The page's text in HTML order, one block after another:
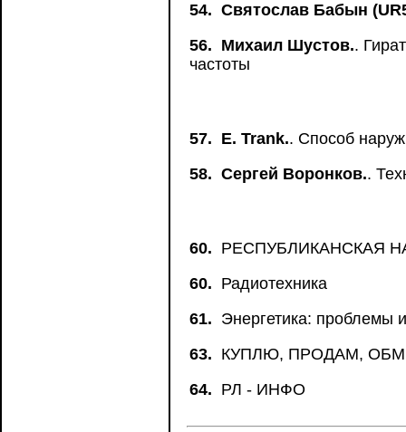
54. Святослав Бабын
56. Михаил Шустов..
частоты
57. Е. Trank.. Способ
58. Сергей Воронков..
60. РЕСПУБЛИКАНСКАЯ
60. Радиотехника
61. Энергетика: проблемы
63. КУПЛЮ, ПРОДАМ,
64. РЛ - ИНФО